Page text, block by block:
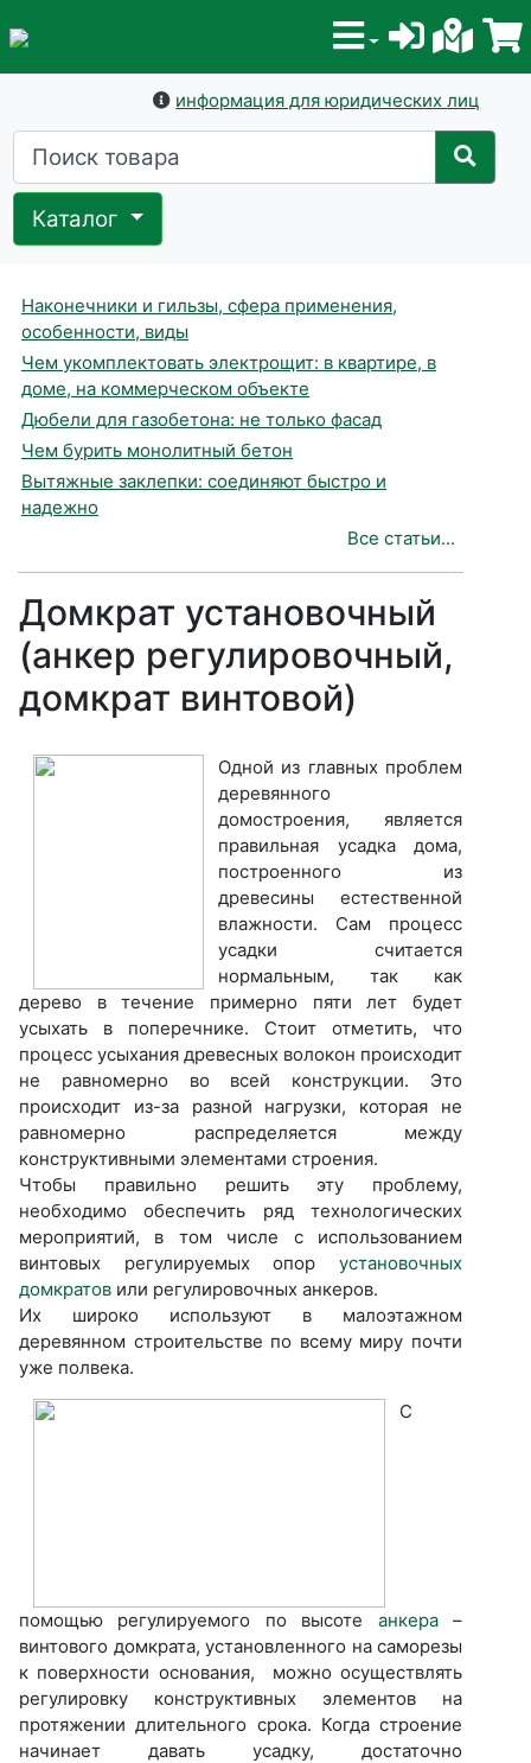
информация для юридических лиц
Каталог
Наконечники и гильзы, сфера применения,
особенности, виды
Чем укомплектовать электрощит: в квартире, в
доме, на коммерческом объекте
Дюбели для газобетона: не только фасад
Чем бурить монолитный бетон
Вытяжные заклепки: соединяют быстро и
надежно
Все статьи...
Домкрат установочный
(анкер регулировочный,
домкрат винтовой)
Одной из главных проблем
деревянного
домостроения, является
правильная усадка дома,
построенного из
древесины естественной
влажности. Сам процесс
усадки считается
нормальным, так как
дерево в течение примерно пяти лет будет
усыхать в поперечнике. Стоит отметить, что
процесс усыхания древесных волокон происходит
не равномерно во всей конструкции. Это
происходит из-за разной нагрузки, которая не
равномерно распределяется между
конструктивными элементами строения.
Чтобы правильно решить эту проблему,
необходимо обеспечить ряд технологических
мероприятий, в том числе с использованием
винтовых регулируемых опор установочных
домкратов или регулировочных анкеров.
Их широко используют в малоэтажном
деревянном строительстве по всему миру почти
уже полвека.
С
помощью регулируемого по высоте анкера–
винтового домкрата, установленного на саморезы
к поверхности основания, можно осуществлять
регулировку конструктивных элементов на
протяжении длительного срока. Когда строение
начинает давать усадку, достаточно